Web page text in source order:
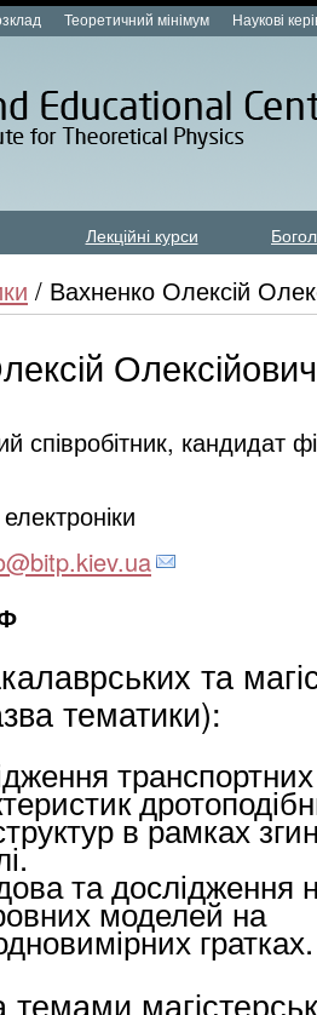
Теоретичний мінімум Наукові
Лекційні курси
/ Вахненко Олексій
Олексійович
співробітник, кандидат
та
тематики):
транспортних
в рамках
та дослідження
моделей на
гратках.
темами